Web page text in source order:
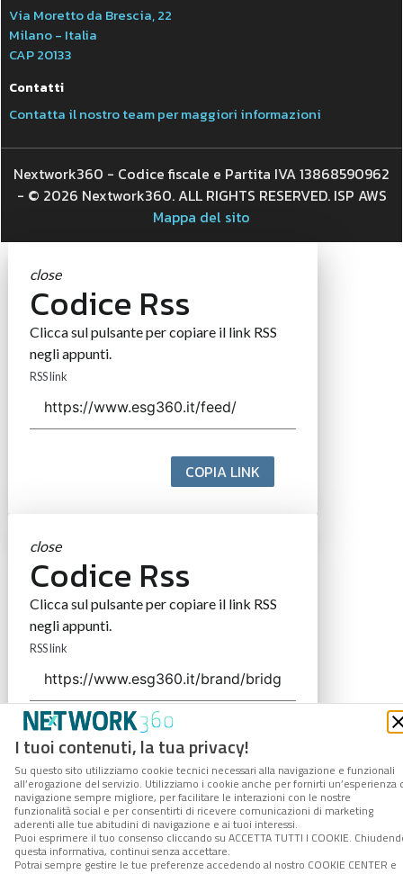
I tuoi contenuti, la tua privacy!
Su questo sito utilizziamo cookie tecnici necessari alla navigazione e funzionali
all’erogazione del servizio. Utilizziamo i cookie anche per fornirti un’esperienza
navigazione sempre migliore, per facilitare le interazioni con le nostre
funzionalità social e per consentirti di ricevere comunicazioni di marketing
aderenti alle tue abitudini di navigazione e ai tuoi interessi.
Puoi esprimere il tuo consenso cliccando su ACCETTA TUTTI I COOKIE.
questa informativa, continui senza accettare.
Potrai sempre gestire le tue preferenze accedendo al nostro COOKIE CENTER e
Via Moretto da Brescia, 22
Milano - Italia
CAP 20133
Contatti
Contatta il nostro team per maggiori informazioni
Nextwork360 - Codice fiscale e Partita IVA 13868590962
- © 2026 Nextwork360. ALL RIGHTS RESERVED. ISP AWS
Mappa del sito
close
Codice Rss
Clicca sul pulsante per copiare il link RSS
negli appunti.
RSS link
COPIA LINK
close
Codice Rss
Clicca sul pulsante per copiare il link RSS
negli appunti.
RSS link
COPIA LINK